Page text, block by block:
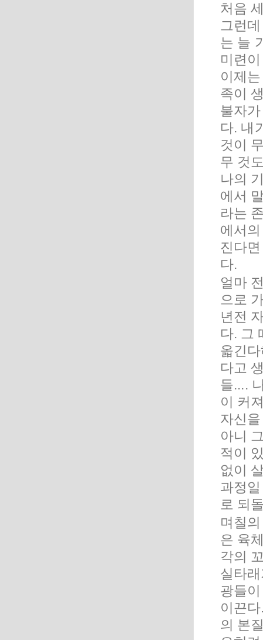
처음
그런
는 늘
미련
이제
족이
불자
다. 내
것이
무 것
나의
에서
라는
에서
진다
다.
얼마
으로
년전
다. 그
옯긴
다고
들....
이 커
자신
아니
적이
없이
과정
로 되
며칠
은 육
각의
실타
광들
이끈
의 본